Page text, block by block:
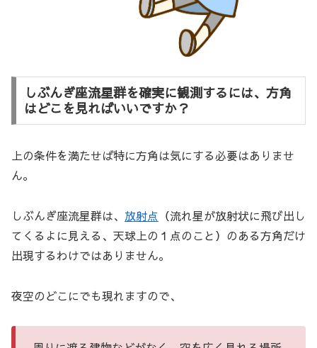
しぶんぎ座流星群を確実に観測するには、方角
はどこを見ればいいですか？
上の条件を満たせば特に方角は気にする必要はありませ
ん。
しぶんぎ座流星群は、 放射点 （流れ星が放射状に飛び出し
てくるよに見える、天球上の１点のこと）のある方角だけ
出現するわけではありません。
夜空のどこにでも現れますので、